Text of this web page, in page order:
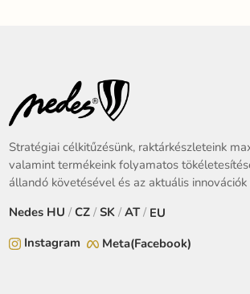
Stratégiai célkitűzésünk, raktárkészleteink
valamint termékeink folyamatos
állandó követésével és az aktuális
Nedes HU /CZ /SK / AT/ EU
Instagram
Meta(Facebook)